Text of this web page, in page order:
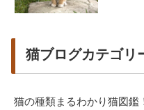
猫ブログカテゴ
猫の種類まるわかり猫図鑑